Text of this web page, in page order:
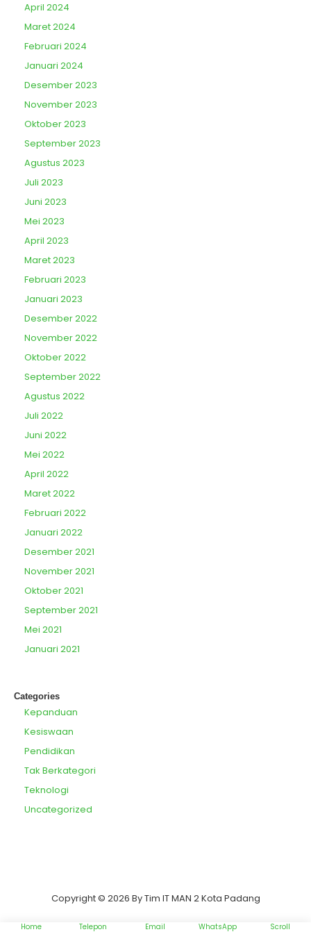
April 2024
Maret 2024
Februari 2024
Januari 2024
Desember 2023
November 2023
Oktober 2023
September 2023
Agustus 2023
Juli 2023
Juni 2023
Mei 2023
April 2023
Maret 2023
Februari 2023
Januari 2023
Desember 2022
November 2022
Oktober 2022
September 2022
Agustus 2022
Juli 2022
Juni 2022
Mei 2022
April 2022
Maret 2022
Februari 2022
Januari 2022
Desember 2021
November 2021
Oktober 2021
September 2021
Mei 2021
Januari 2021
Categories
Kepanduan
Kesiswaan
Pendidikan
Tak Berkategori
Teknologi
Uncategorized
Copyright © 2026 By Tim IT MAN 2 Kota Padang
Home Telepon Email WhatsApp Scroll